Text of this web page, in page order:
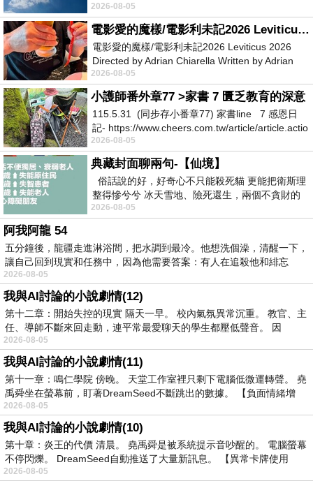
她不是很喜歡幼幼班的小朋友嗎捨得不
2026-08-05
電影愛的魔樣/電影利未記2026 Leviticus 2026
電影愛的魔樣/電影利未記2026 Leviticus 2026
Directed by Adrian Chiarella Written by Adrian
Chiarella Starring Joe Bird
2026-08-05
小護師番外章77 >家書 7 匱乏教育的深意
115.5.31 (同步存小番章77) 家書line 7 感恩日
記- https://www.cheers.com.tw/article/article.actio
2026-08-05
典藏封面聊兩句-【仙境】
俗話說的好，好奇心不只能殺死貓 更能把衛斯理
整得慘兮兮 冰天雪地、險死還生，兩個不貪財的
人尋什麼寶？ 人家追尋愛情還
2026-08-05
阿我阿龍 54
五分鐘後，龍疆走進淋浴間，把水調到最冷。他想洗個澡，清醒一下，
讓自己回到現實和任務中，因為他需要答案：有人在追殺他和緋忘
2026-08-05
我與AI討論的小說劇情(12)
第十二章：開始失控的現實 隔天一早。 校內氣氛異常沉重。 教官、主
任、導師不斷來回走動，連平常最愛聊天的學生都壓低聲音。 因
2026-08-05
我與AI討論的小說劇情(11)
第十一章：鳴仁學院 傍晚。 天堂工作室裡只剩下電腦低微運轉聲。 堯
禹舜坐在螢幕前，盯著DreamSeed不斷跳出的數據。 【負面情緒增
2026-08-05
我與AI討論的小說劇情(10)
第十章：炎王的代價 清晨。 堯禹舜是被系統提示音吵醒的。 電腦螢幕
不停閃爍。 DreamSeed自動推送了大量新訊息。 【異常卡牌使用
2026-08-05